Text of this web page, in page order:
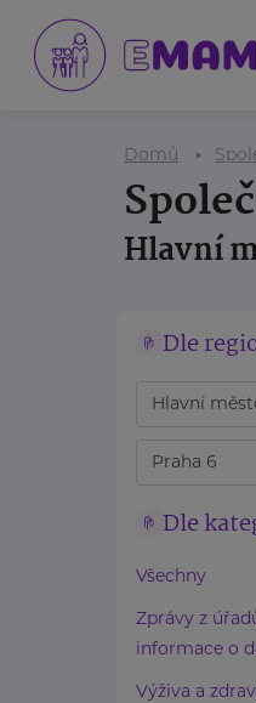
Domů
Hlavní
Dle
Dle
Všechny
Zprávy z
informace o
Výživa a